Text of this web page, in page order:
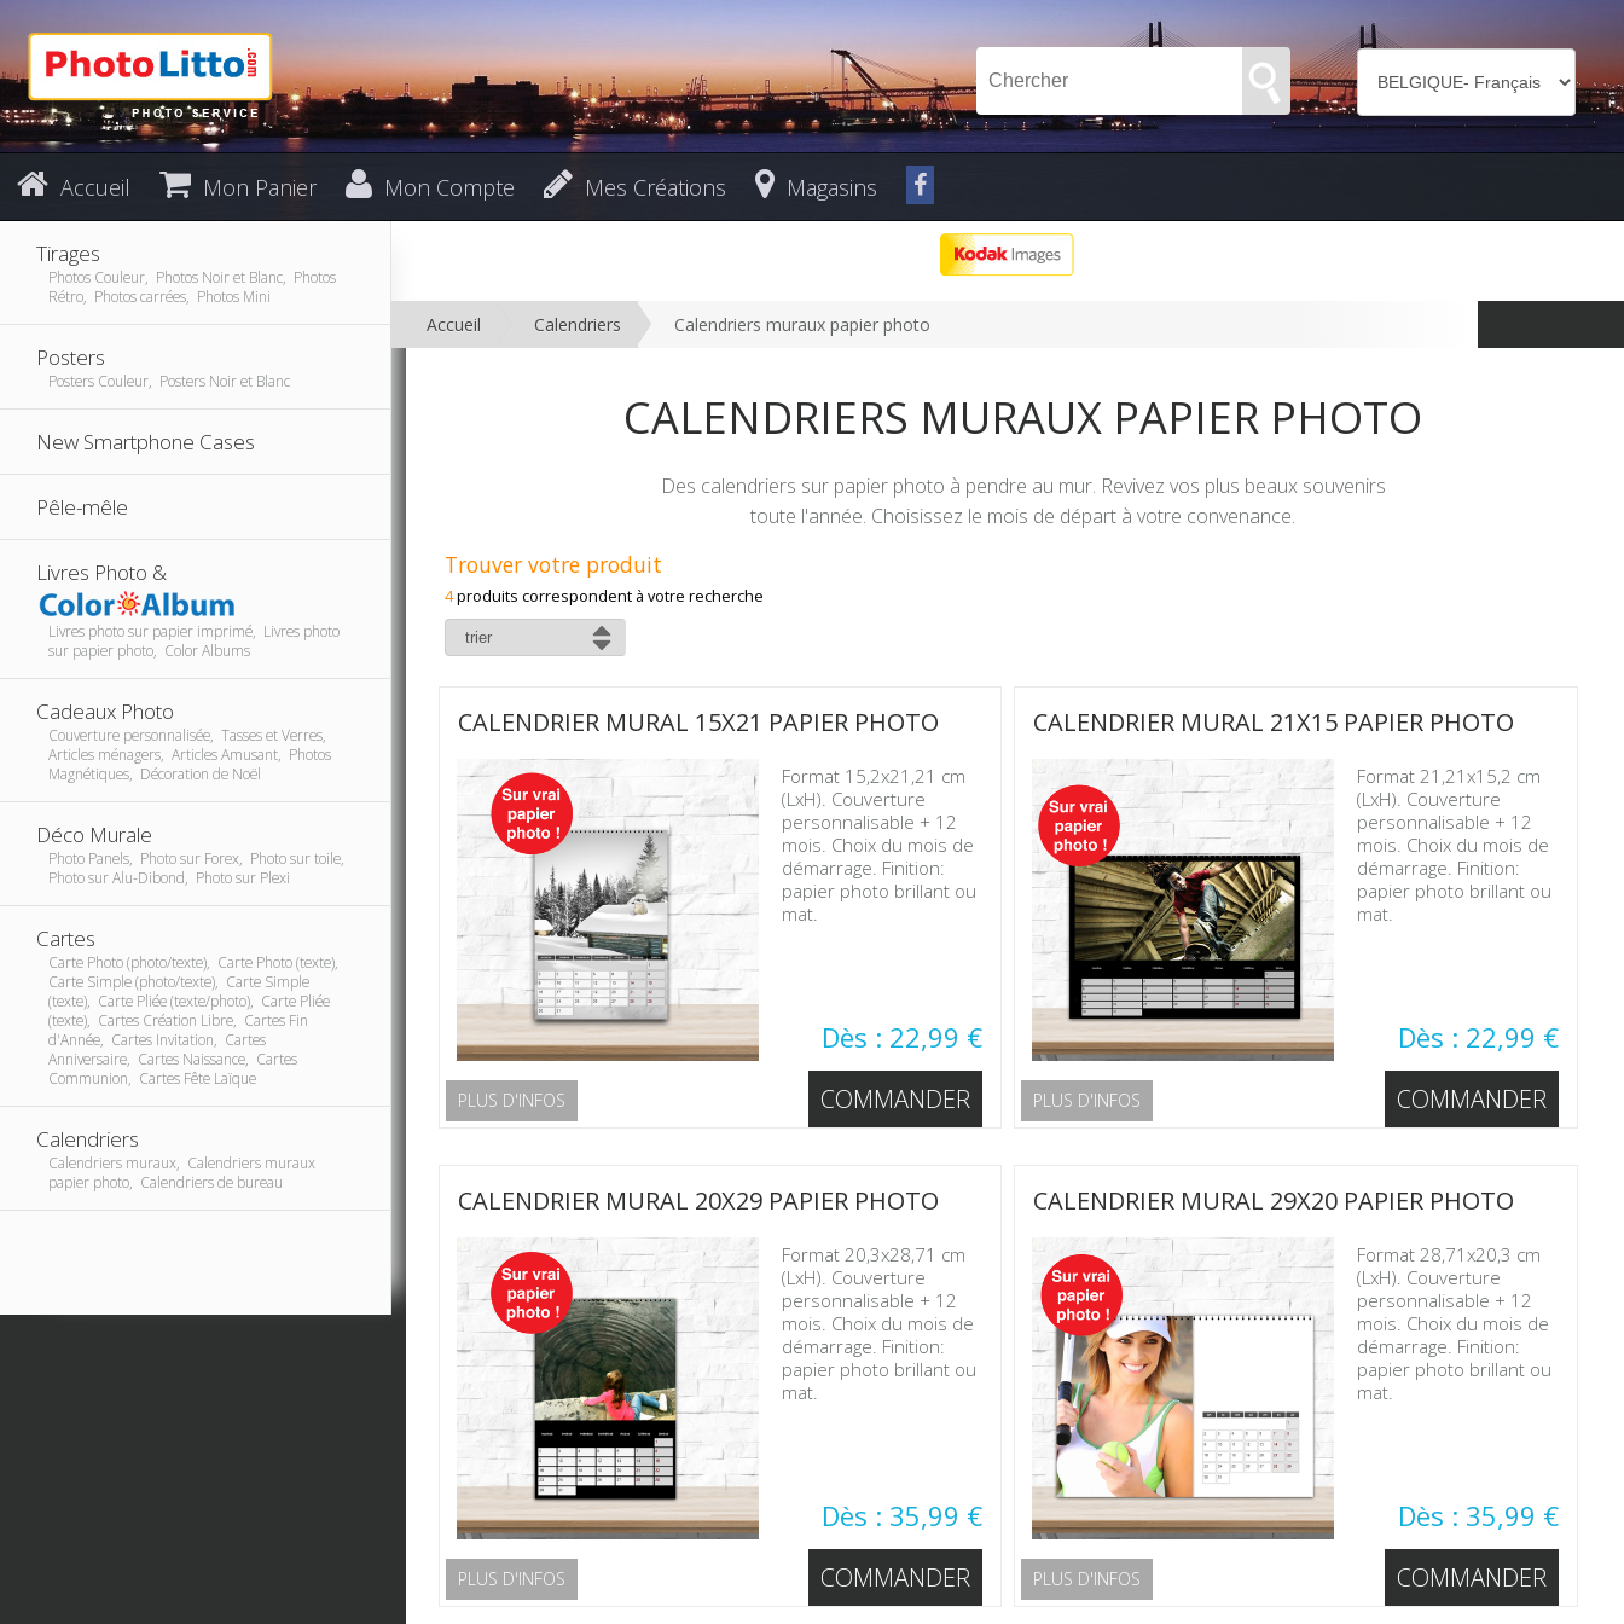
Accueil Mon Panier Mon Compte Mes Créations Magasins
Tirages
Photos Couleur, Photos Noir et Blanc, Photos
Rétro, Photos carrées, Photos Mini
Posters
Posters Couleur, Posters Noir et Blanc
New Smartphone Cases
Pêle-mêle
Livres Photo &
Livres photo sur papier imprimé, Livres photo
sur papier photo, Color Albums
Cadeaux Photo
Couverture personnalisée, Tasses et Verres,
Articles ménagers, Articles Amusant, Photos
Magnétiques, Décoration de Noël
Déco Murale
Photo Panels, Photo sur Forex, Photo sur toile,
Photo sur Alu-Dibond, Photo sur Plexi
Cartes
Carte Photo (photo/texte), Carte Photo (texte),
Carte Simple (photo/texte), Carte Simple
(texte), Carte Pliée (texte/photo), Carte Pliée
(texte), Cartes Création Libre, Cartes Fin
d'Année, Cartes Invitation, Cartes
Anniversaire, Cartes Naissance, Cartes
Communion, Cartes Fête Laïque
Calendriers
Calendriers muraux, Calendriers muraux
papier photo, Calendriers de bureau
Accueil Calendriers Calendriers muraux papier photo
CALENDRIERS MURAUX PAPIER PHOTO
Des calendriers sur papier photo à pendre au mur. Revivez vos plus beaux souvenirs
toute l'année. Choisissez le mois de départ à votre convenance.
Trouver votre produit
4produits correspondent à votre recherche
CALENDRIER MURAL 15X21 PAPIER PHOTO
Format 15,2x21,21 cm
(LxH). Couverture
personnalisable + 12
mois. Choix du mois de
démarrage. Finition:
papier photo brillant ou
mat.
PLUS D'INFOS
Dès : 22,99 €
COMMANDER
CALENDRIER MURAL 21X15 PAPIER PHOTO
Format 21,21x15,2 cm
(LxH). Couverture
personnalisable + 12
mois. Choix du mois de
démarrage. Finition:
papier photo brillant ou
mat.
PLUS D'INFOS
Dès : 22,99 €
COMMANDER
CALENDRIER MURAL 20X29 PAPIER PHOTO
Format 20,3x28,71 cm
(LxH). Couverture
personnalisable + 12
mois. Choix du mois de
démarrage. Finition:
papier photo brillant ou
mat.
PLUS D'INFOS
Dès : 35,99 €
COMMANDER
CALENDRIER MURAL 29X20 PAPIER PHOTO
Format 28,71x20,3 cm
(LxH). Couverture
personnalisable + 12
mois. Choix du mois de
démarrage. Finition:
papier photo brillant ou
mat.
PLUS D'INFOS
Dès : 35,99 €
COMMANDER